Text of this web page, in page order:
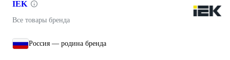
IEK
Все товары бренда
Россия — родина бренда